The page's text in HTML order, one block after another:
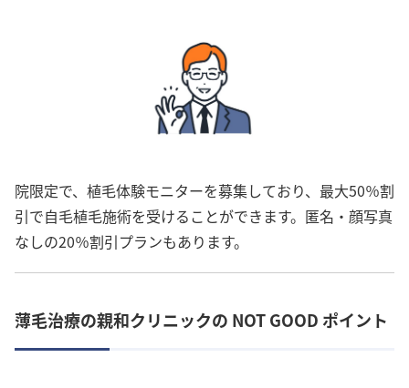
院限定で、植毛体験モニターを募集しており、最大50％割
引で自毛植毛施術を受けることができます。匿名・顔写真
なしの20％割引プランもあります。
薄毛治療の親和クリニックの NOT GOOD ポイント